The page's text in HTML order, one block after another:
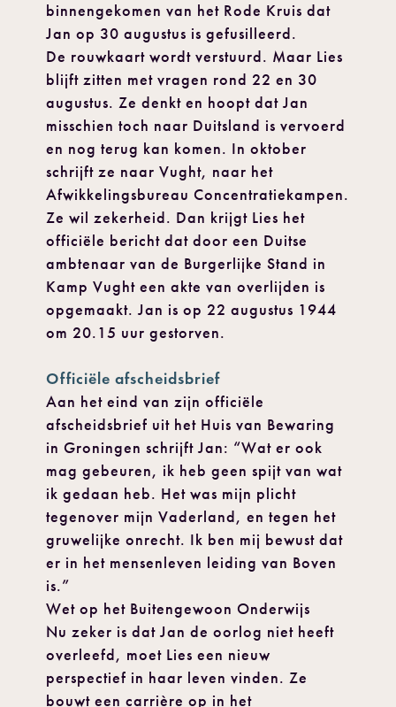
binnengekomen van het Rode Kruis dat
Jan op 30 augustus is gefusilleerd.
De rouwkaart wordt verstuurd. Maar Lies
blijft zitten met vragen rond 22 en 30
augustus. Ze denkt en hoopt dat Jan
misschien toch naar Duitsland is vervoerd
en nog terug kan komen. In oktober
schrijft ze naar Vught, naar het
Afwikkelingsbureau Concentratiekampen.
Ze wil zekerheid. Dan krijgt Lies het
officiële bericht dat door een Duitse
ambtenaar van de Burgerlijke Stand in
Kamp Vught een akte van overlijden is
opgemaakt. Jan is op 22 augustus 1944
om 20.15 uur gestorven.
Officiële afscheidsbrief
Aan het eind van zijn officiële
afscheidsbrief uit het Huis van Bewaring
in Groningen schrijft Jan: “Wat er ook
mag gebeuren, ik heb geen spijt van wat
ik gedaan heb. Het was mijn plicht
tegenover mijn Vaderland, en tegen het
gruwelijke onrecht. Ik ben mij bewust dat
er in het mensenleven leiding van Boven
is.”
Wet op het Buitengewoon Onderwijs
Nu zeker is dat Jan de oorlog niet heeft
overleefd, moet Lies een nieuw
perspectief in haar leven vinden. Ze
bouwt een carrière op in het